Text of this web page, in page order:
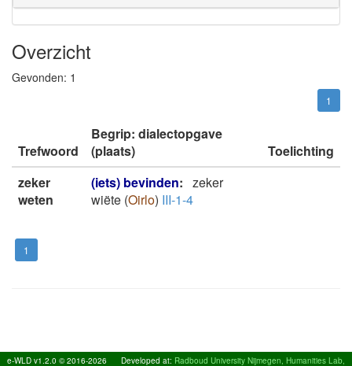
Overzicht
Gevonden: 1
1
Trefwoord
Begrip: dialectopgave
(plaats)
Toelichting
zeker
weten
(iets) bevinden: zeker
wiëte (Oirlo) III-1-4
1
e-WLD v1.2.0 © 2016-2026 Developed at: Radboud University Nijmegen, Humanities Lab,